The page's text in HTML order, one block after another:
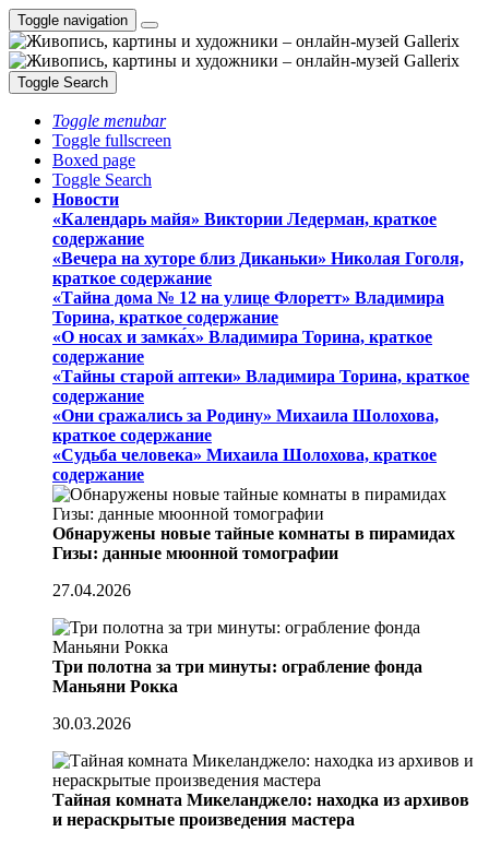
Toggle navigation
Toggle Search
Toggle menubar
Toggle fullscreen
Boxed page
Toggle Search
Новости
«Календарь майя» Виктории Ледерман, краткое
содержание
«Вечера на хуторе близ Диканьки» Николая Гоголя,
краткое содержание
«Тайна дома № 12 на улице Флоретт» Владимира
Торина, краткое содержание
«О носах и замка́х» Владимира Торина, краткое
содержание
«Тайны старой аптеки» Владимира Торина, краткое
содержание
«Они сражались за Родину» Михаила Шолохова,
краткое содержание
«Судьба человека» Михаила Шолохова, краткое
содержание
Обнаружены новые тайные комнаты в пирамидах
Гизы: данные мюонной томографии
27.04.2026
Три полотна за три минуты: ограбление фонда
Маньяни Рокка
30.03.2026
Тайная комната Микеланджело: находка из архивов
и нераскрытые произведения мастера